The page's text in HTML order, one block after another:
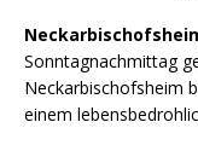
Sonntagnachmittag
Neckarbischofsheim
einem